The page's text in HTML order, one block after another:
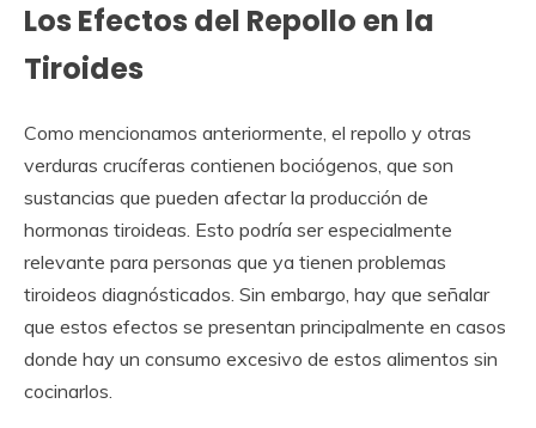
Los Efectos del Repollo en la
Tiroides
Como mencionamos anteriormente, el repollo y otras
verduras crucíferas contienen bociógenos, que son
sustancias que pueden afectar la producción de
hormonas tiroideas. Esto podría ser especialmente
relevante para personas que ya tienen problemas
tiroideos diagnósticados. Sin embargo, hay que señalar
que estos efectos se presentan principalmente en casos
donde hay un consumo excesivo de estos alimentos sin
cocinarlos.